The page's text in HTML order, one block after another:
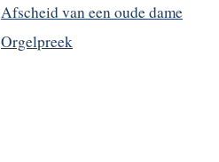
Afscheid van een oude dame
Orgelpreek